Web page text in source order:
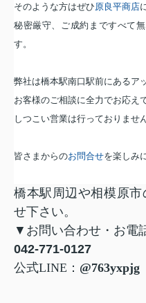
そのような方はぜひ 原良平商店
秘密厳守、ご成約まですべて
す。
弊社は橋本駅南口駅前にあるア
お客様のご相談に全力でお応え
しつこい営業は行っておりませ
皆さまからのお問合せを楽しみ
橋本駅周辺や相模原
せ下さい。
▼ お問い合わせ・お電
042-771-0127
公式LINE ： @763yxpjg